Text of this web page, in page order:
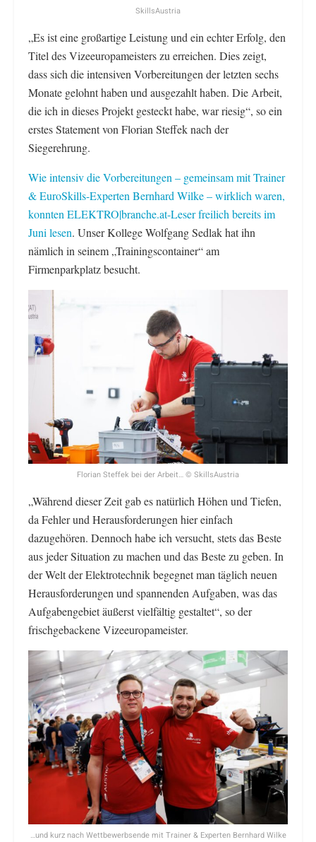
SkillsAustria
„Es ist eine großartige Leistung und ein echter Erfolg, den
Titel des Vizeeuropameisters zu erreichen. Dies zeigt,
dass sich die intensiven Vorbereitungen der letzten sechs
Monate gelohnt haben und ausgezahlt haben. Die Arbeit,
die ich in dieses Projekt gesteckt habe, war riesig“, so ein
erstes Statement von Florian Steffek nach der
Siegerehrung.
Wie intensiv die Vorbereitungen – gemeinsam mit Trainer
& EuroSkills-Experten Bernhard Wilke – wirklich waren,
konnten ELEKTRO|branche.at-Leser freilich bereits im
Juni lesen. Unser Kollege Wolfgang Sedlak hat ihn
nämlich in seinem „Trainingscontainer“ am
Firmenparkplatz besucht.
Florian Steffek bei der Arbeit… © SkillsAustria
„Während dieser Zeit gab es natürlich Höhen und Tiefen,
da Fehler und Herausforderungen hier einfach
dazugehören. Dennoch habe ich versucht, stets das Beste
aus jeder Situation zu machen und das Beste zu geben. In
der Welt der Elektrotechnik begegnet man täglich neuen
Herausforderungen und spannenden Aufgaben, was das
Aufgabengebiet äußerst vielfältig gestaltet“, so der
frischgebackene Vizeeuropameister.
…und kurz nach Wettbewerbsende mit Trainer & Experten Bernhard Wilke